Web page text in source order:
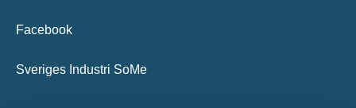
Facebook
Sveriges Industri SoMe